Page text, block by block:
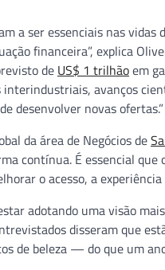
a ser essenciais nas
financeira”, explica
de US$ 1 trilhãoem
avanços
desenvolver novas ofertas.”
da área de Negócios de
contínua. É essencial
o acesso, a experiência
adotando uma visão
disseram que
de beleza — do que um